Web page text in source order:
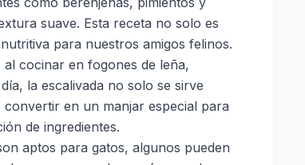
suave. Esta receta no solo es
para nuestros amigos felinos.
cocinar en fogones de leña,
la escalivada no solo se sirve
en un manjar especial para
de ingredientes.
aptos para gatos, algunos pueden